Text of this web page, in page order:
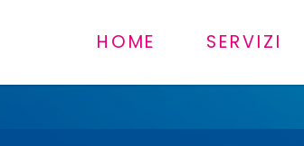
HOME SERVIZI